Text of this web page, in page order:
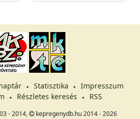
Statisztika
Impresszum
Részletes keresés RSS
- 2014, kepregenydb.hu 2014 - 2026